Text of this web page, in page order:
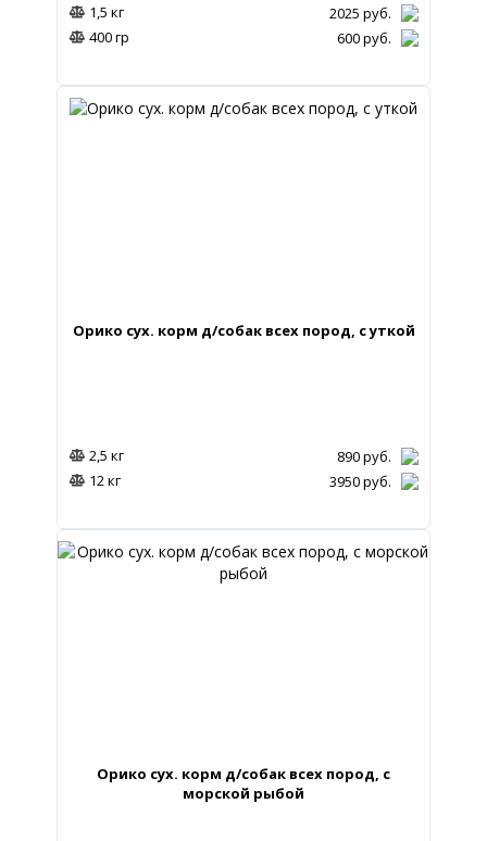
1,5 кг 2025 руб.
400 гр
600руб.
Орико сух. корм д/собак всех пород, с уткой
2,5 кг 890руб.
12 кг
3950руб.
Орико сух. корм д/собак всех пород, с
морской рыбой